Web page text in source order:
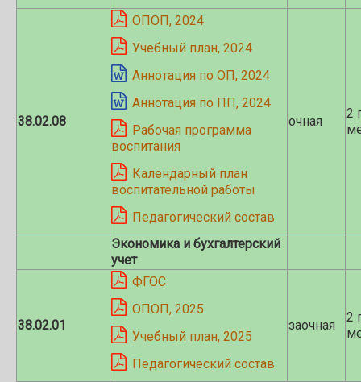
38.02.08
ОПОП, 2024
Учебный план, 2024
Аннотация по ОП, 2024
Аннотация по ПП, 2024
Рабочая программа
воспитания
Календарный план
воспитательной работы
Педагогический состав
очная
2
Экономика и бухгалтерский
учет
38.02.01
ФГОС
ОПОП, 2025
Учебный план, 2025
Педагогический состав
заочная
2